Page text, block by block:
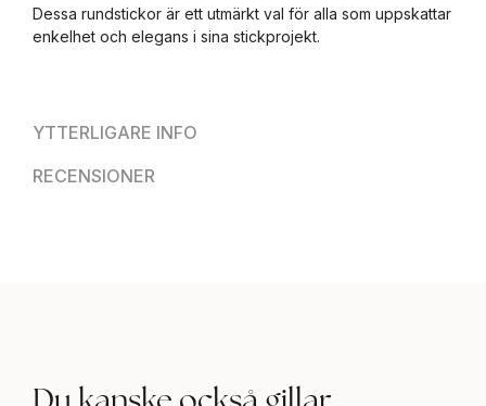
YTTERLIGARE INFO
RECENSIONER
Dessa rundstickor är ett utmärkt val för alla som uppskattar
enkelhet och elegans i sina stickprojekt.